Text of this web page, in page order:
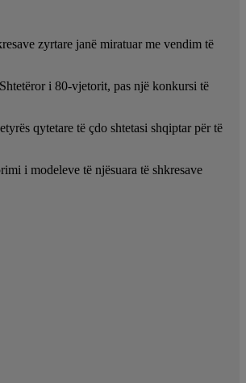
zyrtare janë miratuar me vendim të
i 80-vjetorit, pas një konkursi të
qytetare të çdo shtetasi shqiptar për të
i modeleve të njësuara të shkresave